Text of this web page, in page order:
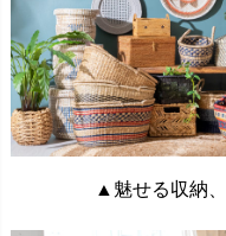
▲魅せる収納